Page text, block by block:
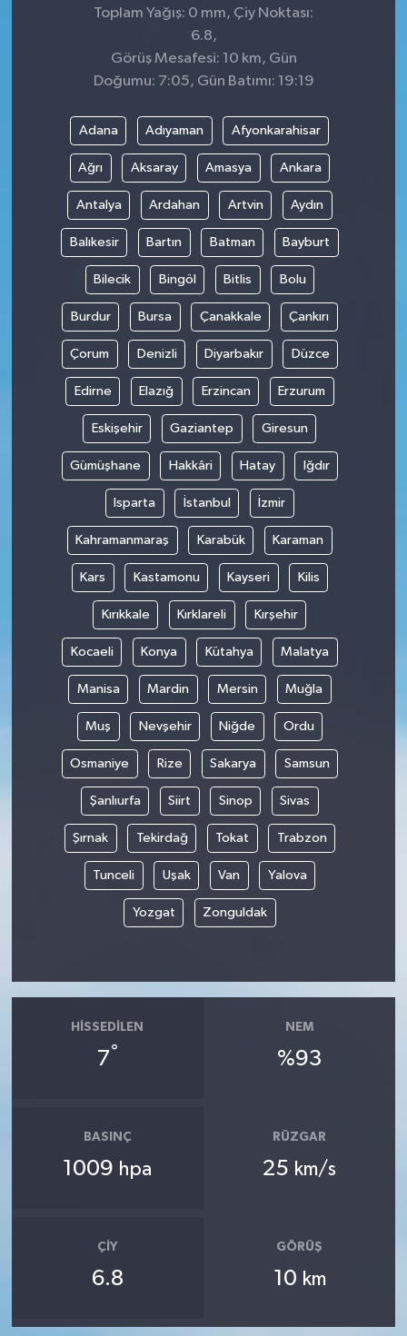
Toplam Yağış: 0 mm, Çiy Noktası:
6.8,
Görüş Mesafesi: 10 km, Gün
Doğumu: 7:05, Gün Batımı: 19:19
Adana Adıyaman Afyonkarahisar
Ağrı Aksaray Amasya Ankara
Antalya Ardahan Artvin Aydın
Balıkesir Bartın Batman Bayburt
Bilecik Bingöl Bitlis Bolu
Burdur Bursa Çanakkale Çankırı
Çorum Denizli Diyarbakır Düzce
Edirne Elazığ Erzincan Erzurum
Eskişehir Gaziantep Giresun
Gümüşhane Hakkâri Hatay Iğdır
Isparta İstanbul İzmir
Kahramanmaraş Karabük Karaman
Kars Kastamonu Kayseri Kilis
Kırıkkale Kırklareli Kırşehir
Kocaeli Konya Kütahya Malatya
Manisa Mardin Mersin Muğla
Muş Nevşehir Niğde Ordu
Osmaniye Rize Sakarya Samsun
Şanlıurfa Siirt Sinop Sivas
Şırnak Tekirdağ Tokat Trabzon
Tunceli Uşak Van Yalova
Yozgat Zonguldak
HISSEDILEN
7°
NEM
%93
BASINÇ
1009 hpa
RÜZGAR
25 km/s
ÇIY
6.8
GÖRÜŞ
10 km